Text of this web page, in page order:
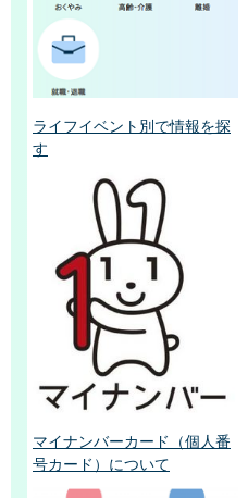
ライフイベント別で情報を探
す
マイナンバーカード（個人番
号カード）について